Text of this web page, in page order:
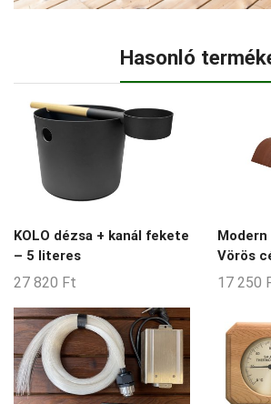
Hasonló
KOLO dézsa + kanál fekete
– 5 literes
27 820 Ft
Vörös
17 250